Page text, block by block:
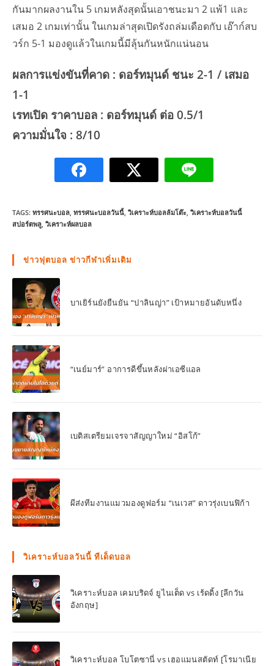
กันมากผลงานใน 5 เกมหลังสุดนั้นเอาชนะมา 2 แพ้1 และ
เสมอ 2 เกมเท่านั้น ในเกมล่าสุดเปิดรังถล่มเดือดกับ เอ๊าก์สบ
วร์ก 5-1 มองดูแล้วในเกมนี้มีลุ้นกันหนักแน่นอน
ผลการแข่งขันที่คาด : ดอร์ทมุนด์ ชนะ 2-1 / เสมอ
1-1
เรทเปิด ราคาบอล : ดอร์ทมุนด์ ต่อ 0.5/1
ความมั่นใจ : 8/10
TAGS: ทรรศนะบอล, ทรรศนะบอลวันนี้, วิเคราะห์บอลล้มโต๊ะ, วิเคราะห์บอลวันนี้
สปอร์ตพลู, วิเคราะห์ผลบอล
ข่าวฟุตบอล ข่าวกีฬาเพิ่มเติม
บาเยิร์นยังยืนยัน “ปาลินญ่า” เป้าหมายอันดับหนึ่ง
“เนย์มาร์” อาการดีขึ้นหลังผ่าเอซีแอล
เบติสเตรียมเจรจาสัญญาใหม่ “อิสโก้”
ผีส่งทีมงานแมวมองดูฟอร์ม “เนเวส” ดาวรุ่งเบนฟิก้า
วิเคราะห์บอลวันนี้ ทีเด็ดบอล
วิเคราะห์บอล เคมบริดจ์ ยูไนเต็ด vs เร้ดดิ้ง [ลีกวัน
อังกฤษ]
วิเคราะห์บอล โบโตซานี่ vs เฮอแมนสตัดท์ [โรมาเนีย